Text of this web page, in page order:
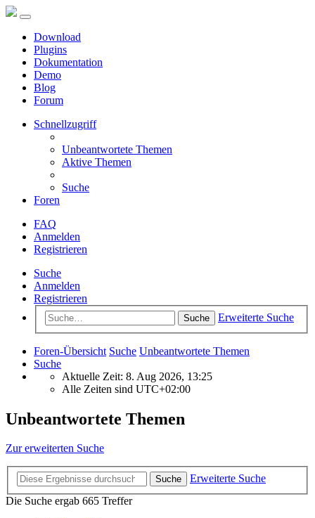
Download
Plugins
Dokumentation
Demo
Blog
Forum
Schnellzugriff
Unbeantwortete Themen
Aktive Themen
Suche
Foren
FAQ
Anmelden
Registrieren
Suche
Anmelden
Registrieren
Suche Erweiterte Suche
Foren-Übersicht Suche Unbeantwortete Themen
Suche
Aktuelle Zeit: 8. Aug 2026, 13:25
Alle Zeiten sind UTC+02:00
Unbeantwortete Themen
Zur erweiterten Suche
Suche
Erweiterte Suche
Die Suche ergab 665 Treffer